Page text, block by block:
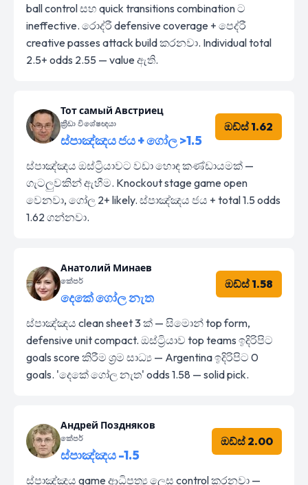
ball control සහ quick transitions combination ට
ineffective. රොද්රී defensive coverage + පෙද්රී
creative passes attack build කරනවා. Individual total
2.5+ odds 2.55 — value ඇති.
Тот самый Австриец
ක්‍රීඩා විශේෂඥයා
ස්පාඤ්ඤය ජය + ගෝල >1.5
ඔඩ්ස් 1.62
ස්පාඤ්ඤය ඔස්ට්‍රියාවට වඩා හොඳ කණ්ඩායමක් —
ගැටලුවකින් ඇහීම. Knockout stage game open
වෙනවා, ගෝල 2+ likely. ස්පාඤ්ඤය ජය + total 1.5 odds
1.62 ගන්නවා.
Анатолий Минаев
කේපර්
දෙකේ ගෝල නැත
ඔඩ්ස් 1.58
ස්පාඤ්ඤය clean sheet 3 ක් — සිමොන් top form,
defensive unit compact. ඔස්ට්‍රියාව top teams ඉදිරිපිට
goals score කිරීම ශ්‍රම සාධ්‍ය — Argentina ඉදිරිපිට 0
goals. 'දෙකේ ගෝල නැත' odds 1.58 — solid pick.
Андрей Поздняков
කේපර්
ස්පාඤ්ඤය -1.5
ඔඩ්ස් 2.00
ස්පාඤ්ඤය game ආධිපත්‍ය ලෙස control කරනවා —